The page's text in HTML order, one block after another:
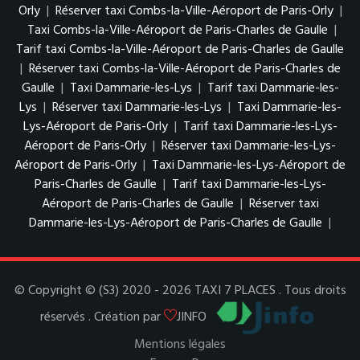
Orly | Réserver taxi Combs-la-Ville-Aéroport de Paris-Orly |
Taxi Combs-la-Ville-Aéroport de Paris-Charles de Gaulle |
Tarif taxi Combs-la-Ville-Aéroport de Paris-Charles de Gaulle
| Réserver taxi Combs-la-Ville-Aéroport de Paris-Charles de
Gaulle | Taxi Dammarie-les-Lys | Tarif taxi Dammarie-les-
Lys | Réserver taxi Dammarie-les-Lys | Taxi Dammarie-les-
Lys-Aéroport de Paris-Orly | Tarif taxi Dammarie-les-Lys-
Aéroport de Paris-Orly | Réserver taxi Dammarie-les-Lys-
Aéroport de Paris-Orly | Taxi Dammarie-les-Lys-Aéroport de
Paris-Charles de Gaulle | Tarif taxi Dammarie-les-Lys-
Aéroport de Paris-Charles de Gaulle | Réserver taxi
Dammarie-les-Lys-Aéroport de Paris-Charles de Gaulle |
© Copyright © (S3) 2020 - 2026 TAXI 7 PLACES . Tous droits
réservés . Création par
JINFO
Mentions légales